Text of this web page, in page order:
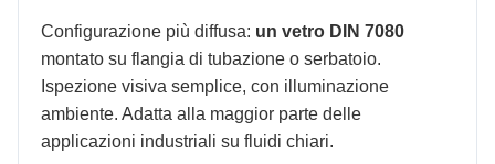
Configurazione più diffusa: un vetro DIN 7080
montato su flangia di tubazione o serbatoio.
Ispezione visiva semplice, con illuminazione
ambiente. Adatta alla maggior parte delle
applicazioni industriali su fluidi chiari.